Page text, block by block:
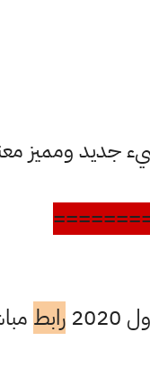
جديد ومميز
رابط